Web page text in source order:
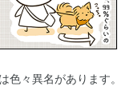
色々異名があります